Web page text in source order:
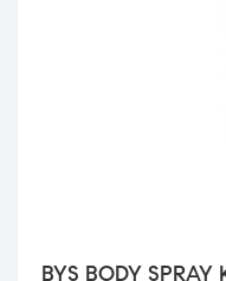
BYS BODY SPRAY